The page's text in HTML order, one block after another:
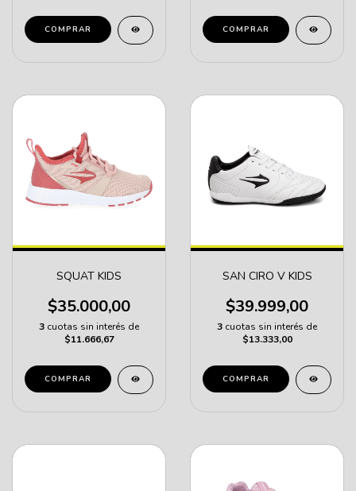
COMPRAR COMPRAR
SQUAT KIDS
$35.000,00
3 cuotas sin interés de
$11.666,67
COMPRAR
SAN CIRO V KIDS
$39.999,00
3 cuotas sin interés de
$13.333,00
COMPRAR